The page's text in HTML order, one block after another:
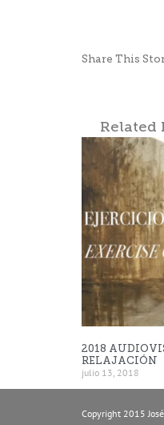
Share This
Related
2018
RELAJACIÓN
julio 13, 2018
Copyright 2015